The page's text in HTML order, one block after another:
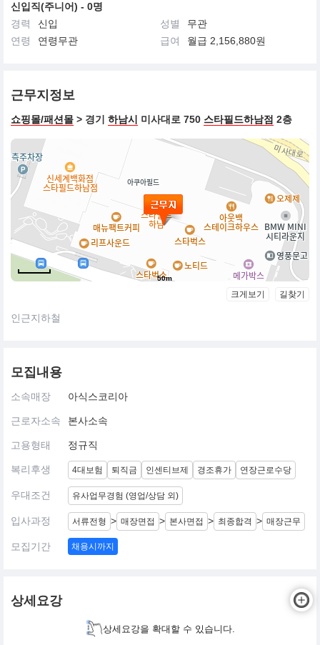
신입직(주니어) - 0명
경력
신입 성별
무관
연령
연령무관 급여 월급 2,156,880원
근무지정보
쇼핑몰/패션몰 > 경기 하남시 미사대로 750 스타필드하남점 2층
50m
크게보기 길찾기
인근지하철
모집내용
소속매장 아식스코리아
근로자소속 본사소속
고용형태 정규직
복리후생 4대보험 퇴직금 인센티브제 경조휴가 연장근로수당
우대조건 유사업무경험 (영업/상담 외)
입사과정 서류전형 > 매장면접 > 본사면접 > 최종합격 > 매장근무
모집기간 채용시까지
상세요강
상세요강을 확대할 수 있습니다.